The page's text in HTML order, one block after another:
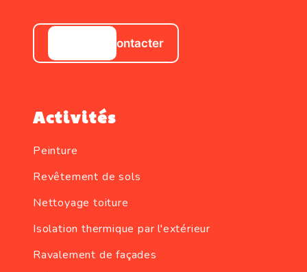
Nous contacter
Activités
Peinture
Revêtement de sols
Nettoyage toiture
Isolation thermique par l'extérieur
Ravalement de façades